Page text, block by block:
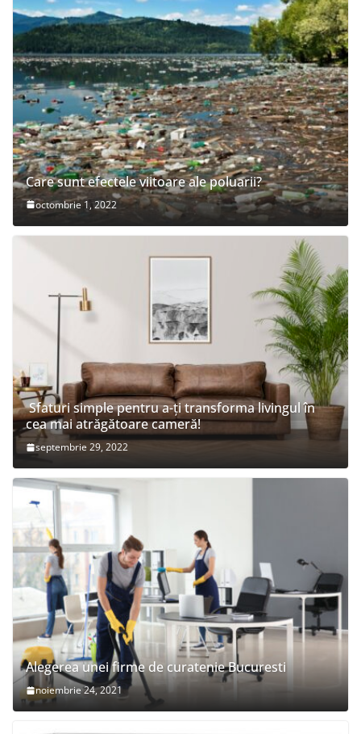
Care sunt efectele viitoare ale poluarii?
octombrie 1, 2022
Sfaturi simple pentru a-ți transforma livingul în
cea mai atrăgătoare cameră!
septembrie 29, 2022
Alegerea unei firme de curatenie Bucuresti
noiembrie 24, 2021